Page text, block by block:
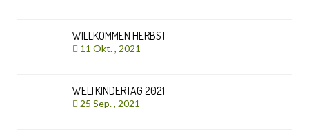
WILLKOMMEN HERBST
11 Okt. , 2021
WELTKINDERTAG 2021
25 Sep. , 2021